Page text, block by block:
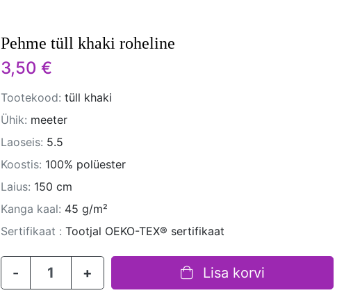
Pehme tüll khaki roheline
3,50 €
Tootekood: tüll khaki
Ühik: meeter
Laoseis: 5.5
Koostis: 100% polüester
Laius: 150 cm
Kanga kaal: 45 g/m²
Sertifikaat : Tootjal OEKO-TEX® sertifikaat
- + Lisa korvi